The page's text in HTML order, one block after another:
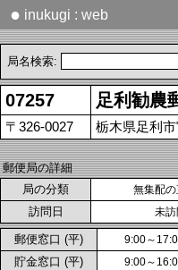
● inukugi : web
局名検索:
07257 足利勧農
〒326-0027 栃木県足利
郵便局の詳細
局の分類
無集配
訪問日 未訪
郵便窓口 (平) 9:00～
貯金窓口 (平) 9:00～